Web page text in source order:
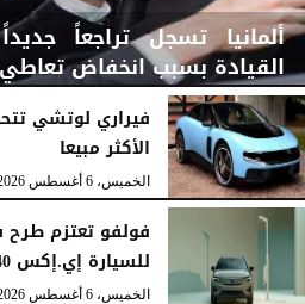
ألمانيا تسجل تراجعاً
القيادة بسبب انخفاض
الخميس، 6 أغسطس 2026 03:15 مـ
فيراري لوتشي
الأكثر مبيعا
الخميس، 6 أغسطس 2026
فولفو تعتزم طرح
للسيارة إي.إكس 40 الكهربائية العام...
الخميس، 6 أغسطس 2026